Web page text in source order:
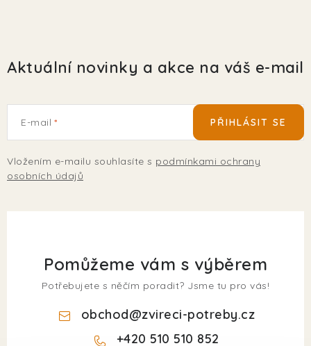
Aktuální novinky a akce na váš e-mail
E-mail
Vložením e-mailu souhlasíte s podmínkami ochrany
osobních údajů
PŘIHLÁSIT SE
Pomůžeme vám s výběrem
Potřebujete s něčím poradit? Jsme tu pro vás!
obchod@zvireci-potreby.cz
+420 510 510 852